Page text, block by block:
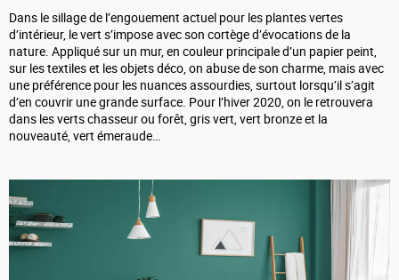
Dans le sillage de l’engouement actuel pour les plantes vertes
d’intérieur, le vert s’impose avec son cortège d’évocations de la
nature. Appliqué sur un mur, en couleur principale d’un papier peint,
sur les textiles et les objets déco, on abuse de son charme, mais avec
une préférence pour les nuances assourdies, surtout lorsqu’il s’agit
d’en couvrir une grande surface. Pour l’hiver 2020, on le retrouvera
dans les verts chasseur ou forêt, gris vert, vert bronze et la
nouveauté, vert émeraude…